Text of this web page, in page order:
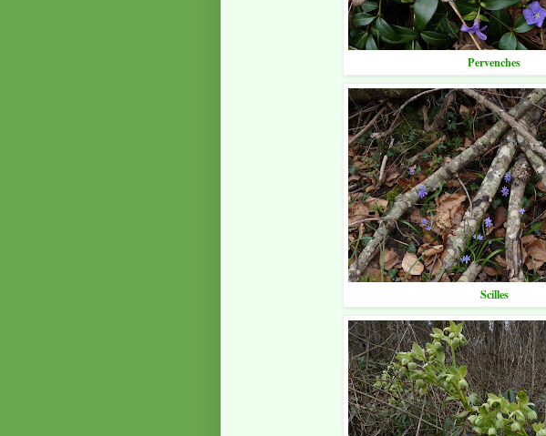
Pervenches
Scilles